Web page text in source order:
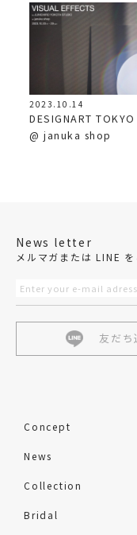
2023.10.14
DESIGNART
@ januka shop
Concept
News
Collection
Bridal
News letter
メルマガまたは LINE
友だち